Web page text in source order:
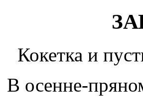
Кокетка и
В осенне-